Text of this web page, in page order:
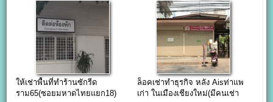
ให้เช่าพื้นที่ทำร้านซักรีด
ราม65(ซอยมหาดไทยแยก18)
ล็อคเช่าทำธุรกิจ หลัง Aisท่าแพ
เก่า ในเมืองเชียงใหม่(มีคนเช่า